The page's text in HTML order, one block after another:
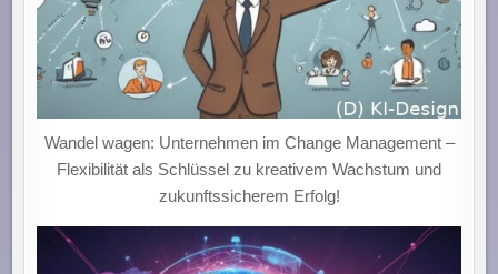
Wandel wagen: Unternehmen im Change Management –
Flexibilität als Schlüssel zu kreativem Wachstum und
zukunftssicherem Erfolg!